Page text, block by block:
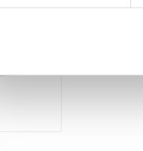
flera
alternativen